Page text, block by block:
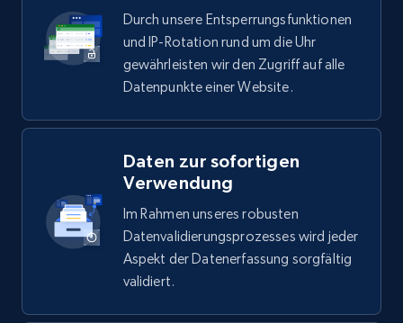
Durch unsere Entsperrungsfunktionen
und IP-Rotation rund um die Uhr
gewährleisten wir den Zugriff auf alle
Datenpunkte einer Website.
Daten zur sofortigen
Verwendung
Im Rahmen unseres robusten
Datenvalidierungsprozesses wird jeder
Aspekt der Datenerfassung sorgfältig
validiert.